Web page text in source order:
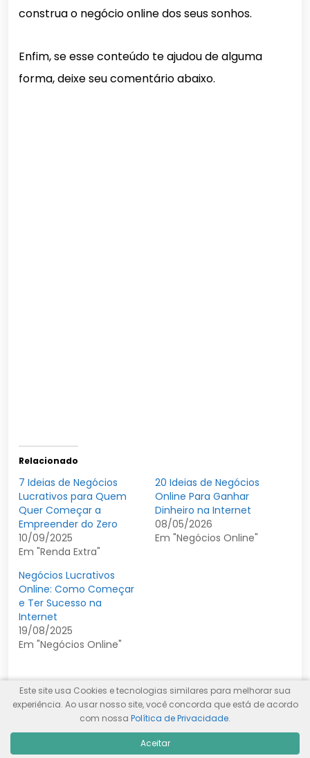
construa o negócio online dos seus sonhos.
Enfim, se esse conteúdo te ajudou de alguma
forma, deixe seu comentário abaixo.
Relacionado
7 Ideias de Negócios
Lucrativos para Quem
Quer Começar a
Empreender do Zero
10/09/2025
Em "Renda Extra"
20 Ideias de Negócios
Online Para Ganhar
Dinheiro na Internet
08/05/2026
Em "Negócios Online"
Negócios Lucrativos
Online: Como Começar
e Ter Sucesso na
Internet
19/08/2025
Em "Negócios Online"
Este site usa Cookies e tecnologias similares para melhorar sua
experiência. Ao usar nosso site, você concorda que está de acordo
com nossa Política de Privacidade.
Aceitar